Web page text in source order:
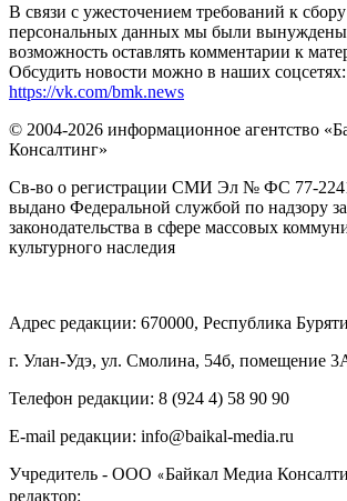
В связи с ужесточением требований к
персональных данных мы были вынуждены
возможность оставлять комментарии к
Обсудить новости можно в наших соцсетях:
https://vk.com/bmk.news
© 2004-2026 информационное агентство
Консалтинг»
Св-во о регистрации СМИ Эл № ФС 77-
выдано Федеральной службой по надзору
законодательства в сфере массовых
культурного наследия
Адрес редакции: 670000, Республика
г. Улан-Удэ, ул. Смолина, 54б, помещение
Телефон редакции: ‎‎8 (924 4) 58 90 90
E-mail редакции: info@baikal-media.ru
Учредитель - ООО «Байкал Медиа
редактор: